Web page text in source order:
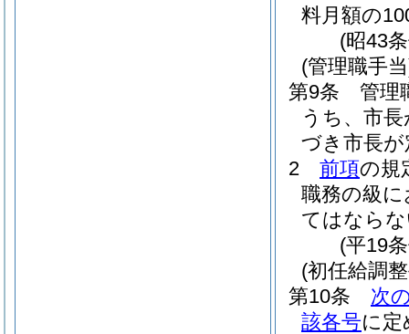
料月額の
(昭43
(管理職手
第9条
管理
うち、市
づき市長
2
前項の規
職務の級
てはなら
(平19
(初任給調
第10条
次
該各号に定